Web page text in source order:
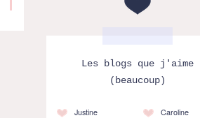
Les blogs que j'aime
(beaucoup)
Justine
Caroline